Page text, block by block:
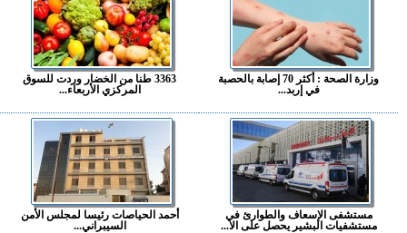
وزارة الصحة : أكثر 70 إصابة بالحصبة
في إربد...
3363 طنا من الخضار وردت للسوق
المركزي الأربعاء...
مستشفى الإسعاف والطوارئ في
مستشفيات البشير يحصل على الا...
أحمد الحياصات رئيسا لمجلس الأمن
السيبراني...